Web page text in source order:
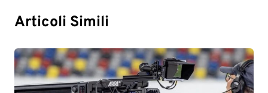
Articoli Simili